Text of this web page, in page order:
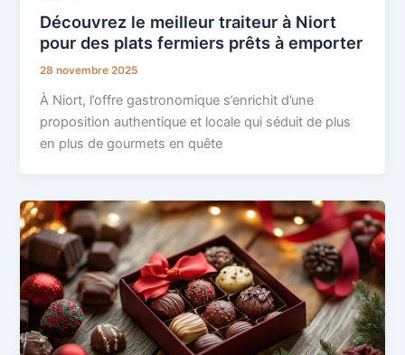
Découvrez le meilleur traiteur à Niort
pour des plats fermiers prêts à emporter
28 novembre 2025
À Niort, l’offre gastronomique s’enrichit d’une
proposition authentique et locale qui séduit de plus
en plus de gourmets en quête